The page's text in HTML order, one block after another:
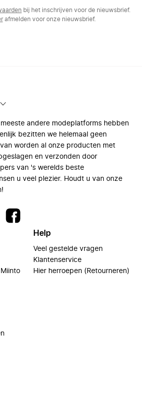
bij het inschrijven voor de nieuwsbrief.
afmelden voor onze nieuwsbrief.
andere modeplatforms hebben
bezitten we helemaal geen
worden al onze producten met
en verzonden door
van 's werelds beste
u veel plezier. Houdt u van onze
Help
Veel gestelde vragen
Klantenservice
Hier herroepen (Retourneren)